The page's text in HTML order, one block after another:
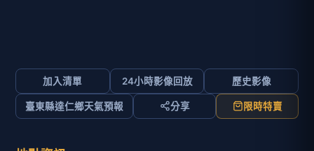
加入清單 24小時影像回放 歷史影像
臺東縣達仁鄉天氣預報 分享 限時特賣